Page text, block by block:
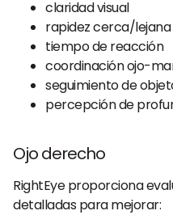
claridad visual
rapidez cerca/lejana
tiempo de reacción
coordinación ojo-
seguimiento de
percepción de
Ojo derecho
RightEye proporciona
detalladas para mejorar: